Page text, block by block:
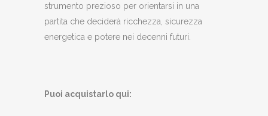
strumento prezioso per orientarsi in una
partita che deciderà ricchezza, sicurezza
energetica e potere nei decenni futuri.
Puoi acquistarlo qui: